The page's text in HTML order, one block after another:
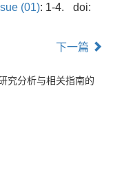
(01): 1-4.
doi:
下一篇
究分析与相关指南的